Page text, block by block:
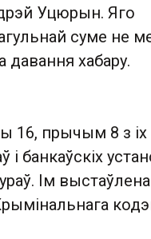
Уцюрын. Яго
суме не
давання хабару.
16, прычым 8 з
банкаўскіх
Ім выстаўлена